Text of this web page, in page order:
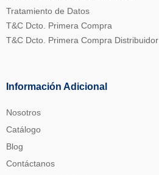
Tratamiento de Datos
T&C Dcto. Primera Compra
T&C Dcto. Primera Compra Distribuidor
Información Adicional
Nosotros
Catálogo
Blog
Contáctanos